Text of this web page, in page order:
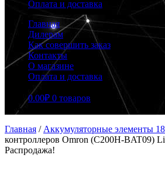
Оплата и доставка
Главная
Дилерам
Как совершить заказ
Контакты
О магазине
Оплата и доставка
0.00₽ 0 товаров
Главная / Аккумуляторные элементы
контроллеров Omron (C200H-BAT09)
Распродажа!